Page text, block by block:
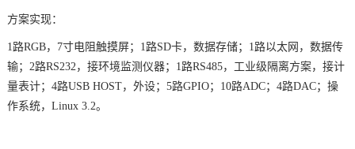
方案实现：
1路RGB，7寸电阻触摸屏；1路SD卡，数据存储；1路以太网，数据传
输；2路RS232，接环境监测仪器；1路RS485，工业级隔离方案，接计
量表计；4路USB HOST，外设；5路GPIO；10路ADC；4路DAC；操
作系统，Linux 3.2。